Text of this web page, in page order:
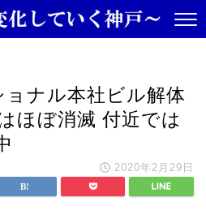
ナル本社ビル解体
ほぼ消滅 付近では
2020年2月29日